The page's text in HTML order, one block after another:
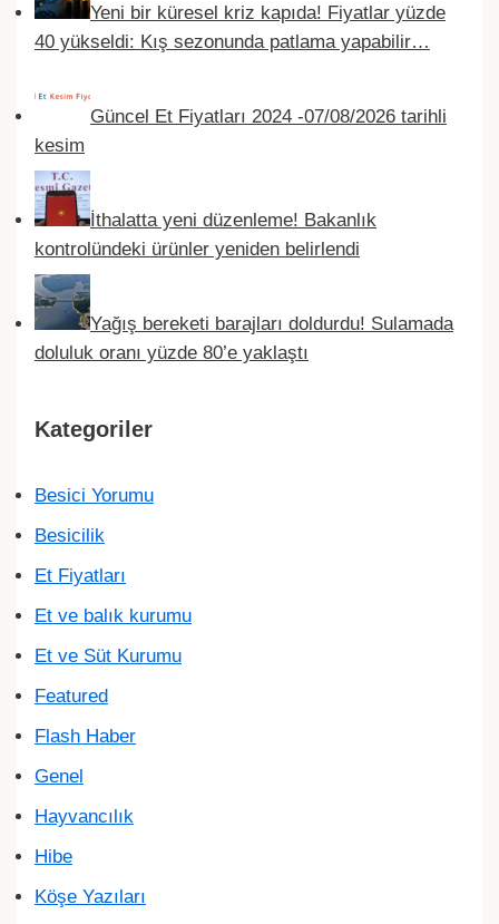
Yeni bir küresel kriz kapıda! Fiyatlar yüzde
40 yükseldi: Kış sezonunda patlama yapabilir…
Güncel Et Fiyatları 2024 -07/08/2026 tarihli
kesim
İthalatta yeni düzenleme! Bakanlık
kontrolündeki ürünler yeniden belirlendi
Yağış bereketi barajları doldurdu! Sulamada
doluluk oranı yüzde 80’e yaklaştı
Kategoriler
Besici Yorumu
Besicilik
Et Fiyatları
Et ve balık kurumu
Et ve Süt Kurumu
Featured
Flash Haber
Genel
Hayvancılık
Hibe
Köşe Yazıları